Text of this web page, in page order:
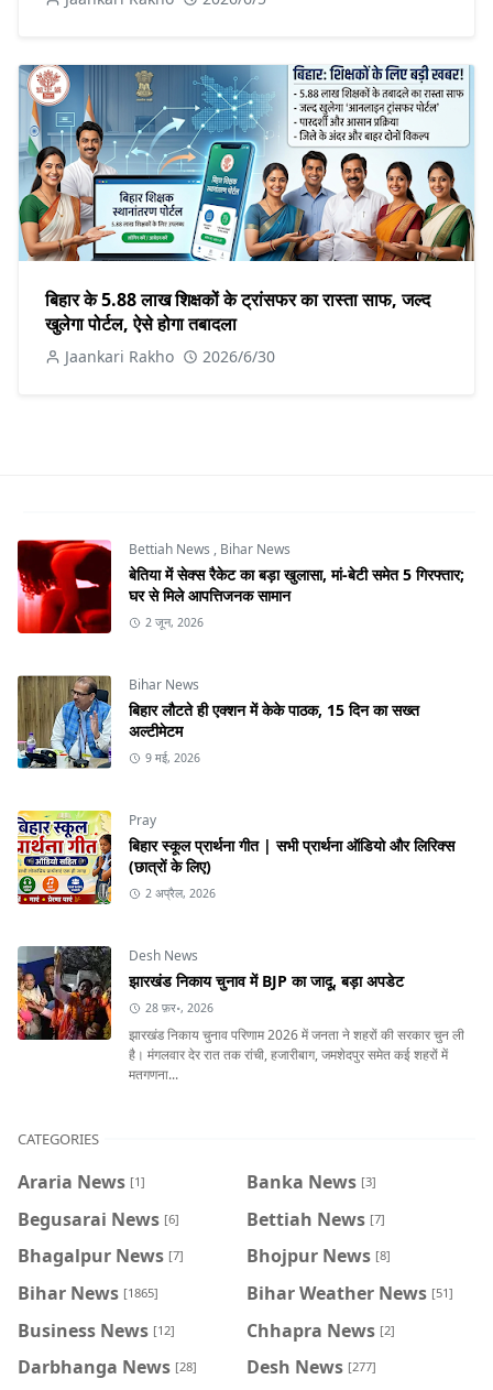
बिहार के 5.88 लाख शिक्षकों के ट्रांसफर का रास्ता साफ, जल्द
खुलेगा पोर्टल, ऐसे होगा तबादला
Jaankari Rakho 2026/6/30
Bettiah News , Bihar News
बेतिया में सेक्स रैकेट का बड़ा खुलासा, मां-बेटी समेत 5 गिरफ्तार;
घर से मिले आपत्तिजनक सामान
2 जून, 2026
Bihar News
बिहार लौटते ही एक्शन में केके पाठक, 15 दिन का सख्त
अल्टीमेटम
9 मई, 2026
Pray
बिहार स्कूल प्रार्थना गीत | सभी प्रार्थना ऑडियो और लिरिक्स
(छात्रों के लिए)
2 अप्रैल, 2026
Desh News
झारखंड निकाय चुनाव में BJP का जादू, बड़ा अपडेट
28 फ़र॰, 2026
झारखंड निकाय चुनाव परिणाम 2026 में जनता ने शहरों की सरकार चुन ली
है। मंगलवार देर रात तक रांची, हजारीबाग, जमशेदपुर समेत कई शहरों में
मतगणना...
CATEGORIES
Araria News [1] Banka News [3]
Begusarai News [6] Bettiah News [7]
Bhagalpur News [7] Bhojpur News [8]
Bihar News [1865] Bihar Weather News [51]
Business News [12] Chhapra News [2]
Darbhanga News [28] Desh News [277]